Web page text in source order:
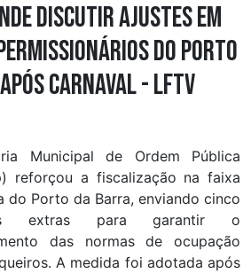
discutir ajustes em
do Porto
Carnaval - LFTV
Municipal de Ordem Pública
reforçou a fiscalização na faixa
do Porto da Barra, enviando cinco
extras para garantir o
das normas de ocupação
A medida foi adotada após